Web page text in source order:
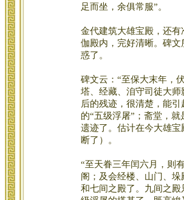
足而坐，余俱常服”。
金代建筑大雄宝殿，还
伽殿内，完好清晰。碑
惑了。
碑文云：“至保大末年，
塔、经藏、洎守司徒大
后的残迹，很清楚，能
的“五级浮屠”；斋堂，
遗迹了。估计在今大雄
断了）。
“至天眷三年闰六月，则
阁；及会经楼、山门、
和七间之殿了。九间之